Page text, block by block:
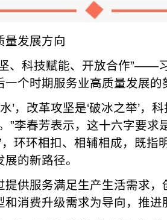
量发展方向
、科技赋能、开放合作”——
一个时期服务业高质量发展的
’，改革攻坚是‘破冰之举’，
”李春芳表示，这十六字要
，环环相扣、相辅相成，既指
的新路径。
提供服务满足生产生活需求
和消费升级需求为导向，推进